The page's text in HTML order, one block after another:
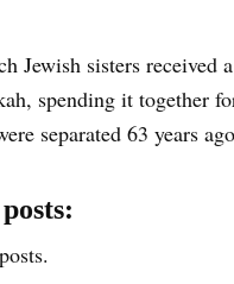
Jewish sisters received
spending it together
separated 63 years